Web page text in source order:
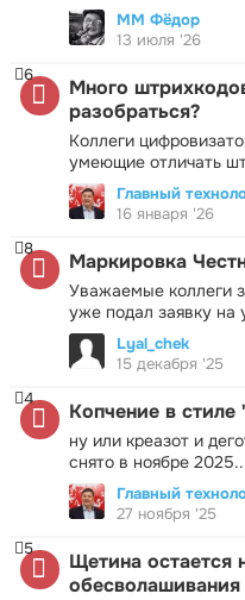
ММ Фёдор
13 июля '26
Много
разобраться?
Коллеги
умеющие отличать
6
Главный
16 января '26
Маркировка
Уважаемые коллеги
уже подал заявку на
8
Lyal_chek
15 декабря '25
Копчение в
ну или креазот и
снято в ноябре
4
Главный
27 ноября '25
Щетина остается
обесволашивания
5